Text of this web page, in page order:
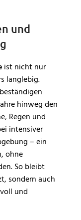
und
ist nicht nur
langlebig.
hinweg den
Regen und
intensiver
– ein
ohne
So bleibt
sondern auch
und